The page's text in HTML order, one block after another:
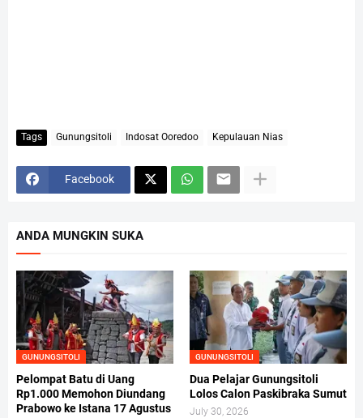
Tags Gunungsitoli Indosat Ooredoo Kepulauan Nias
Facebook
ANDA MUNGKIN SUKA
GUNUNGSITOLI
Pelompat Batu di Uang
Rp1.000 Memohon Diundang
Prabowo ke Istana 17 Agustus
GUNUNGSITOLI
Dua Pelajar Gunungsitoli
Lolos Calon Paskibraka Sumut
July 30, 2026